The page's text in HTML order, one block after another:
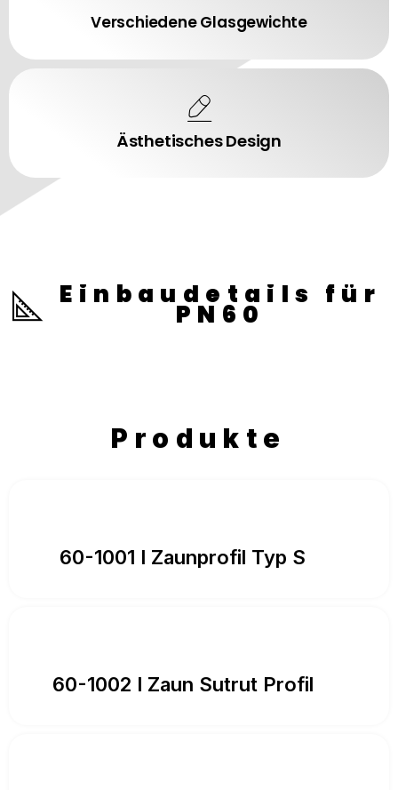
Verschiedene Glasgewichte
Ästhetisches Design
Einbaudetails für
PN60
Produkte
60-1001 I Zaunprofil Typ S
60-1002 I Zaun Sutrut Profil